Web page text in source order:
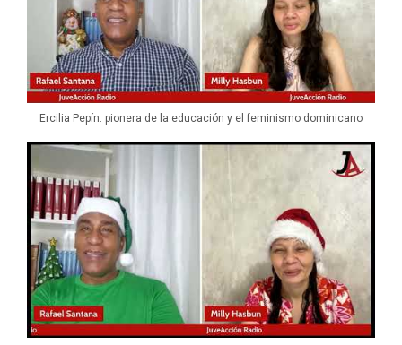
Ercilia Pepín: pionera de la educación y el feminismo dominicano